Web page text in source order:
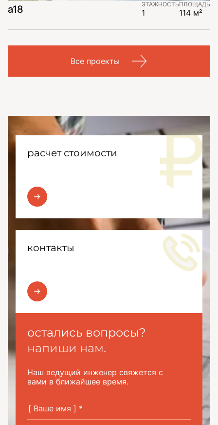
a18 ЭТАЖНОСТЬ
1
ПЛОЩАДЬ
114 м²
Все проекты
расчет стоимости
контакты
остались вопросы?
напиши нам.
Наш ведущий инженер свяжется с
вами в ближайшее время.